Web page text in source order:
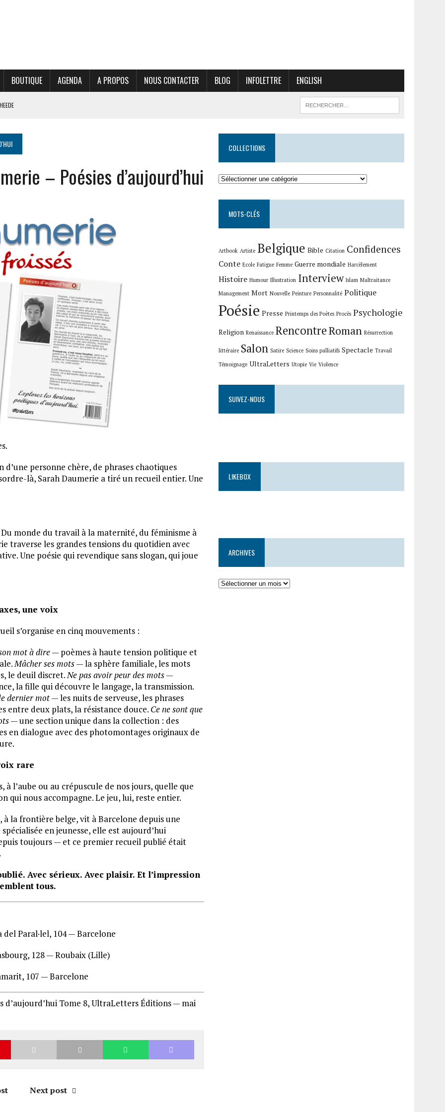
BOUTIQUE AGENDA A PROPOS NOUS CONTACTER BLOG INFOLETTRE ENGLISH
ET ON Y RETROUVE LES NÔTRES
LORIO
– Poésies d’aujourd’hui
d’une personne chère, de phrases chaotiques
là, Sarah Daumerie a tiré un recueil entier. Une
monde du travail à la maternité, du féminisme à
traverse les grandes tensions du quotidien avec
Une poésie qui revendique sans slogan, qui joue
une voix
s’organise en cinq mouvements :
mot à dire— poèmes à haute tension politique et
Mâcher ses mots— la sphère familiale, les mots
le deuil discret.Ne pas avoir peur des mots—
la fille qui découvre le langage, la transmission.
dernier mot— les nuits de serveuse, les phrases
entre deux plats, la résistance douce. Ce ne sont que
— une section unique dans la collection : des
en dialogue avec des photomontages originaux de
rare
à l’aube ou au crépuscule de nos jours, quelle que
qui nous accompagne. Le jeu, lui, reste entier.
la frontière belge, vit à Barcelone depuis une
en jeunesse, elle est aujourd’hui
toujours — et ce premier recueil publié était
Avec sérieux. Avec plaisir. Et l’impression
tous.
Paral·lel, 104 — Barcelone
128 — Roubaix (Lille)
107 — Barcelone
d’aujourd’hui Tome 8, UltraLetters Éditions — mai
Next post
COLLECTIONS
Collections
MOTS-CLÉS
Artbook Artiste Belgique Bible Citation Confidences
Conte Ecole Fatigue Femme Guerre mondiale Harcèlement
Histoire Humour Illustration Interview Islam Maltraitance
Management Mort Nouvelle Peinture Personnalité Politique
Poésie Presse Printemps des Poètes Procès Psychologie
Religion Renaissance RencontreRoman Résurrection
littéraire Salon Satire Science Soins palliatifs Spectacle Travail
Témoignage UltraLetters Utopie Vie Violence
SUIVEZ-NOUS
LIKEBOX
ARCHIVES
Archives